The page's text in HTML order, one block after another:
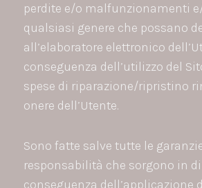
perdite e/o malfunzionamenti
qualsiasi genere che possano
all’elaboratore elettronico
conseguenza dell’utilizzo del
spese di riparazione/ripristino
onere dell’Utente.
Sono fatte salve tutte le
responsabilità che sorgono in
conseguenza dell’applicazione